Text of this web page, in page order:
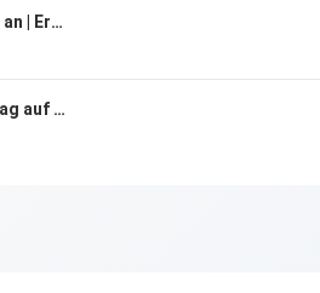
US-Militär greift erneut den Iran an | Erdüberlastungstag | Diskussion zur Senkung der Fünf-Prozent-Hürde
Konsequenzen nach dem Anschlag auf dem CSD | US-Justizministerium reicht Eilantrag für Wahlrechtsänderungen ein